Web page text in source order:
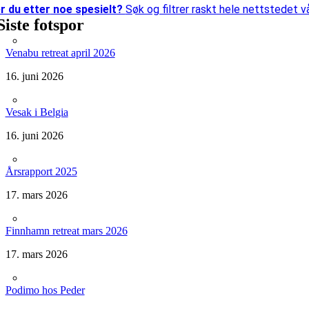
du etter noe spesielt? Søk og filtrer raskt hele nettstedet
fotspor
Venabu retreat april 2026
16. juni 2026
Vesak i Belgia
16. juni 2026
Årsrapport 2025
17. mars 2026
Finnhamn retreat mars 2026
17. mars 2026
Podimo hos Peder